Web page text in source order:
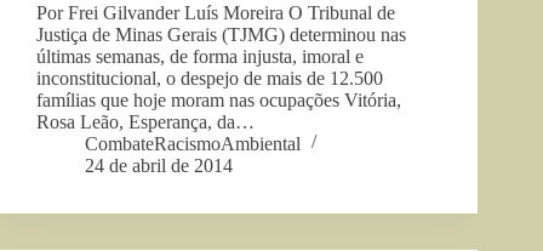
Por Frei Gilvander Luís Moreira O Tribunal de
Justiça de Minas Gerais (TJMG) determinou nas
últimas semanas, de forma injusta, imoral e
inconstitucional, o despejo de mais de 12.500
famílias que hoje moram nas ocupações Vitória,
Rosa Leão, Esperança, da…
CombateRacismoAmbiental
24 de abril de 2014